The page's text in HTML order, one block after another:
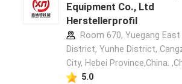
Equipment Co., Ltd
Herstellerprofil
Room 670, Yuegang East
District, Yunhe District,
City, Hebei Province,China.
5.0